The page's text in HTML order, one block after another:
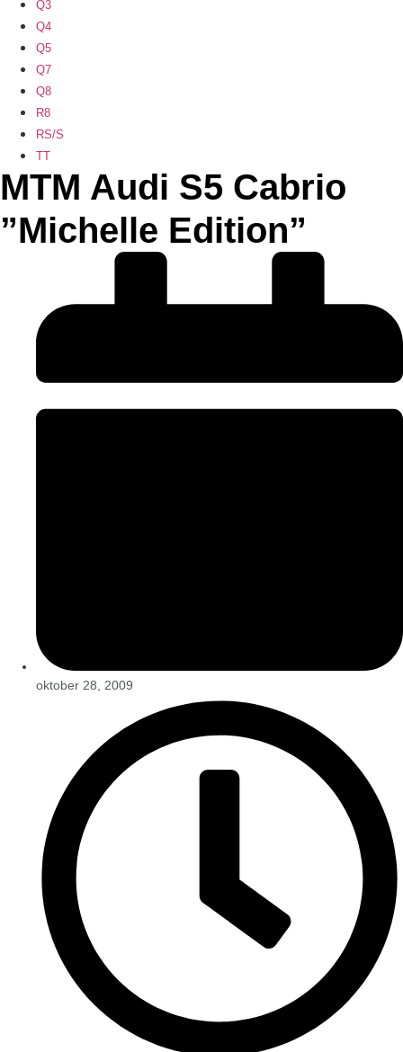
Q3
Q4
Q5
Q7
Q8
R8
RS/S
TT
MTM Audi S5 Cabrio
”Michelle Edition”
oktober 28, 2009